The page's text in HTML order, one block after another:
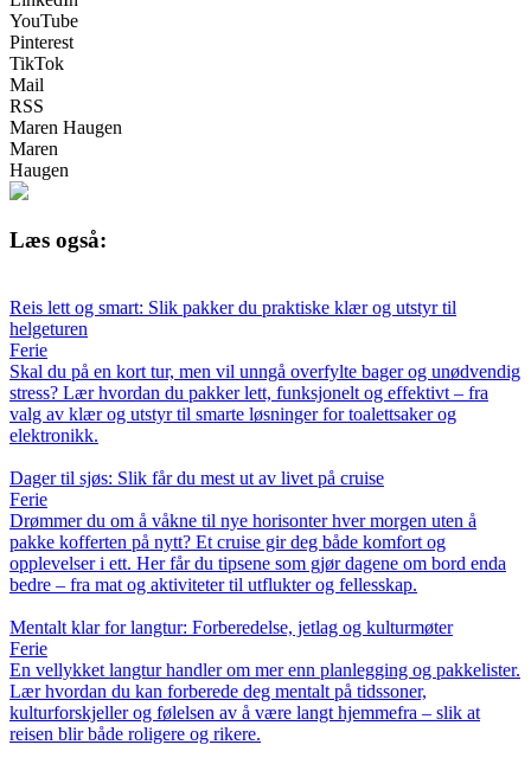
YouTube
Pinterest
TikTok
Mail
RSS
Maren Haugen
Maren
Haugen
Læs også:
Reis lett og smart: Slik pakker du praktiske klær og utstyr til
helgeturen
Ferie
Skal du på en kort tur, men vil unngå overfylte bager og unødvendig
stress? Lær hvordan du pakker lett, funksjonelt og effektivt – fra
valg av klær og utstyr til smarte løsninger for toalettsaker og
elektronikk.
Dager til sjøs: Slik får du mest ut av livet på cruise
Ferie
Drømmer du om å våkne til nye horisonter hver morgen uten å
pakke kofferten på nytt? Et cruise gir deg både komfort og
opplevelser i ett. Her får du tipsene som gjør dagene om bord enda
bedre – fra mat og aktiviteter til utflukter og fellesskap.
Mentalt klar for langtur: Forberedelse, jetlag og kulturmøter
Ferie
En vellykket langtur handler om mer enn planlegging og pakkelister.
Lær hvordan du kan forberede deg mentalt på tidssoner,
kulturforskjeller og følelsen av å være langt hjemmefra – slik at
reisen blir både roligere og rikere.